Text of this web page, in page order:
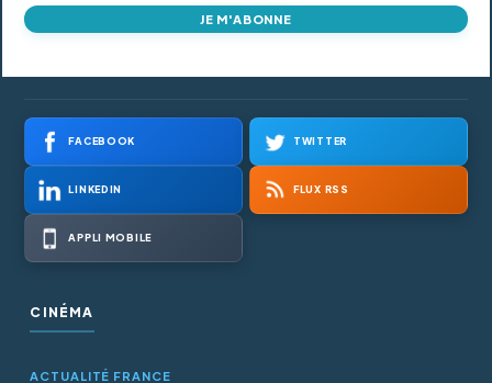
JE M'ABONNE
FACEBOOK TWITTER
LINKEDIN FLUX RSS
APPLI MOBILE
CINÉMA
ACTUALITÉ FRANCE